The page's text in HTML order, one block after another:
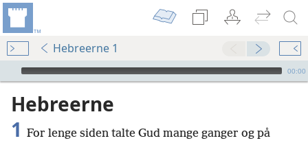
Hebreerne 1
Audio Player
00:00
Hebreerne
1 For lenge siden talte Gud mange ganger og på